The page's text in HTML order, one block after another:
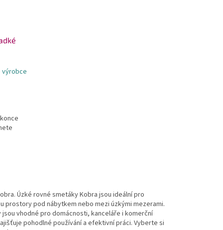
výrobce
Úzké rovné smetáky Kobra jsou ideální pro
prostory pod nábytkem nebo mezi úzkými mezerami.
vhodné pro domácnosti, kanceláře i komerční
pohodlné používání a efektivní práci. Vyberte si